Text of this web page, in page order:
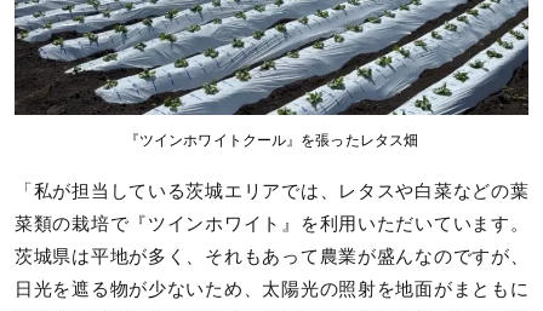
『ツインホワイトクール』を張ったレタス畑
「私が担当している茨城エリアでは、レタスや白菜などの葉
菜類の栽培で『ツインホワイト』を利用いただいています。
茨城県は平地が多く、それもあって農業が盛んなのですが、
日光を遮る物が少ないため、太陽光の照射を地面がまともに